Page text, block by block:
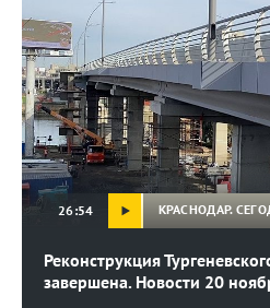
Реконструкция
завершена. Новости 20
26:54 КРАСНОДАР.